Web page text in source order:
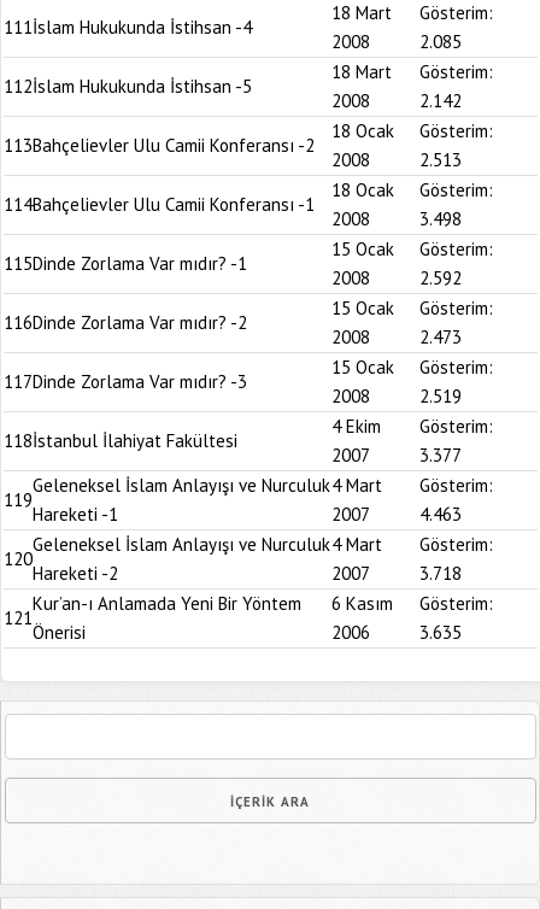
111İslam Hukukunda İstihsan -4
18 Mart
2008
Gösterim:
2.085
112İslam Hukukunda İstihsan -5
18 Mart
2008
Gösterim:
2.142
113Bahçelievler Ulu Camii Konferansı -2
18 Ocak
2008
Gösterim:
2.513
114Bahçelievler Ulu Camii Konferansı -1
18 Ocak
2008
Gösterim:
3.498
115Dinde Zorlama Var mıdır? -1
15 Ocak
2008
Gösterim:
2.592
116Dinde Zorlama Var mıdır? -2
15 Ocak
2008
Gösterim:
2.473
117Dinde Zorlama Var mıdır? -3
15 Ocak
2008
Gösterim:
2.519
118İstanbul İlahiyat Fakültesi
4 Ekim
2007
Gösterim:
3.377
119
Geleneksel İslam Anlayışı ve Nurculuk
Hareketi -1
4 Mart
2007
Gösterim:
4.463
120
Geleneksel İslam Anlayışı ve Nurculuk
Hareketi -2
4 Mart
2007
Gösterim:
3.718
121
Kur’an-ı Anlamada Yeni Bir Yöntem
Önerisi
6 Kasım
2006
Gösterim:
3.635